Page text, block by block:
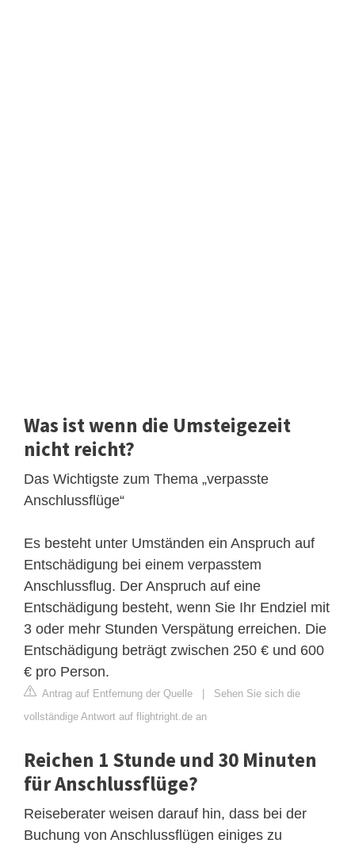
Was ist wenn die Umsteigezeit
nicht reicht?
Das Wichtigste zum Thema „verpasste
Anschlussflüge“
Es besteht unter Umständen ein Anspruch auf
Entschädigung bei einem verpasstem
Anschlussflug. Der Anspruch auf eine
Entschädigung besteht, wenn Sie Ihr Endziel mit
3 oder mehr Stunden Verspätung erreichen. Die
Entschädigung beträgt zwischen 250 € und 600
€ pro Person.
Antrag auf Entfernung der Quelle | Sehen Sie sich die
vollständige Antwort auf flightright.de an
Reichen 1 Stunde und 30 Minuten
für Anschlussflüge?
Reiseberater weisen darauf hin, dass bei der
Buchung von Anschlussflügen einiges zu